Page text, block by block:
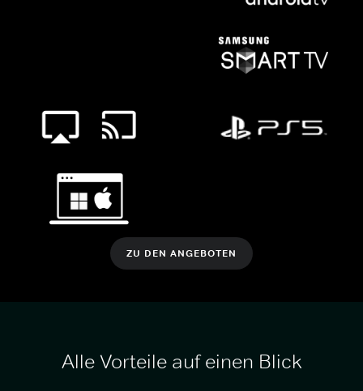
ZU DEN ANGEBOTEN
Alle Vorteile auf einen Blick